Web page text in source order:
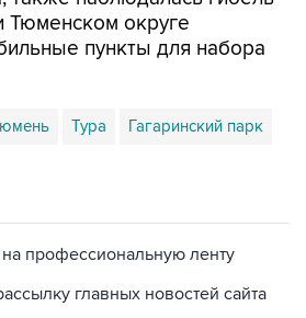
округе
пункты для набора
Тура Гагаринский парк
на профессиональную ленту
главных новостей сайта